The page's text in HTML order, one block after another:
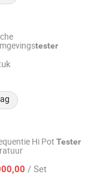
tester
Co., Ltd
Hi Pot Tester
/ Set